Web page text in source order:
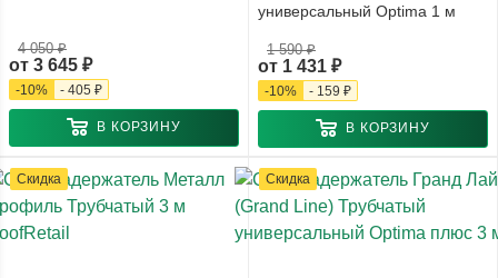
от 3 645 ₽
4 050 ₽
-10% - 405 ₽
В КОРЗИНУ
универсальный Optima 1 м
от 1 431 ₽
1 590 ₽
-10% - 159 ₽
В КОРЗИНУ
Скидка Скидка